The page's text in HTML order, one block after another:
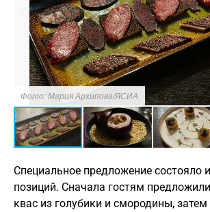
Фото: Мария Архипова/ЯСИА
Специальное предложение состояло
позиций. Сначала гостям
квас из голубики и смородины,